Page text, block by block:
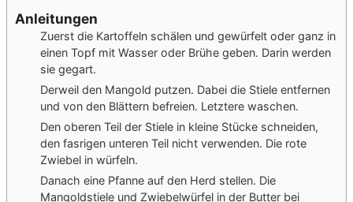
Anleitungen
Zuerst die Kartoffeln schälen und gewürfelt oder ganz in
einen Topf mit Wasser oder Brühe geben. Darin werden
sie gegart.
Derweil den Mangold putzen. Dabei die Stiele entfernen
und von den Blättern befreien. Letztere waschen.
Den oberen Teil der Stiele in kleine Stücke schneiden,
den fasrigen unteren Teil nicht verwenden. Die rote
Zwiebel in würfeln.
Danach eine Pfanne auf den Herd stellen. Die
Mangoldstiele und Zwiebelwürfel in der Butter bei